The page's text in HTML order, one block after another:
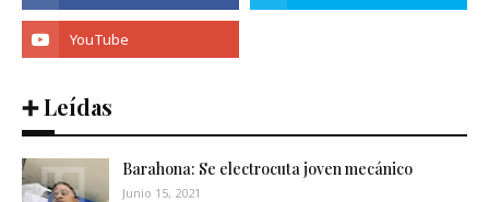
➕ Leídas
Barahona: Se electrocuta joven mecánico
Junio 15, 2021